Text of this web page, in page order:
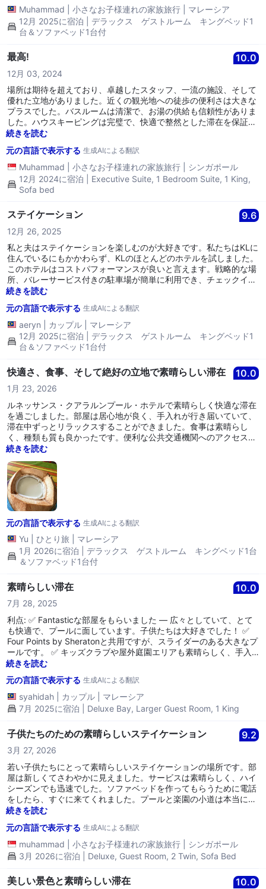
Muhammad 小さなお子様連れの家族旅行
マレーシア
12月 2025に宿泊 | デラックス ゲストルーム キングベッド1
台＆ソファベッド1台付
最高! 10.0
12月 03, 2024
場所は期待を超えており、卓越したスタッフ、一流の施設、そして
優れた立地がありました。近くの観光地への徒歩の便利さは大きな
プラスでした。バスルームは清潔で、お湯の供給も信頼性がありま
した。ハウスキーピングは完璧で、快適で整然とした滞在を保証し
てくれました。提供されたアメニティは私たちの体験に大きな価値
続きを読む
元の言語で表示する 生成AIによる翻訳
Muhammad 小さなお子様連れの家族旅行
シンガポール
12月 2024に宿泊 | Executive Suite, 1 Bedroom Suite, 1 King,
Sofa bed
ステイケーション 9.6
12月 26, 2025
私と夫はステイケーションを楽しむのが大好きです。私たちはKLに
住んでいるにもかかわらず、KLのほとんどのホテルを試しました。
このホテルはコストパフォーマンスが良いと言えます。戦略的な場
所、バレーサービス付きの駐車場が簡単に利用でき、チェックイン
とチェックアウトがスムーズで、温かいホスピタリティ、広々とし
ックビューの部屋をリクエストしましたが、スタッフは交通の騒音
について親切に説明してくれましたが、私たちは実際にそのビュー
が大好きです。とても素晴らしいです！再度宿泊するでしょう
か？？？ 確かに、RKLHチームは素晴らしい仕事をしています！
続きを読む
元の言語で表示する 生成AIによる翻訳
aeryn カップル
マレーシア
12月 2025に宿泊 | デラックス ゲストルーム キングベッド1
台＆ソファベッド1台付
快適さ、食事、そして絶好の立地で素晴らしい滞在 10.0
1月 23, 2026
ルネッサンス・クアラルンプール・ホテルで素晴らしく快適な滞在
を過ごしました。部屋は居心地が良く、手入れが行き届いていて、
滞在中ずっとリラックスすることができました。食事は素晴らし
く、種類も質も良かったです。便利な公共交通機関へのアクセスは
特に良く、クアラルンプールを移動するのが非常に簡単でした。ま
ス旅行者の両方にとって理想的な選択です。全体として、とても快
適な体験で、再度訪れる価値があると思います。
続きを読む
元の言語で表示する 生成AIによる翻訳
Yu ひとり旅
マレーシア
1月 2026に宿泊 | デラックス ゲストルーム キングベッド1台
＆ソファベッド1台付
素晴らしい滞在 10.0
7月 28, 2025
利点: ✅ Fantasticな部屋をもらいました — 広々としていて、とて
も快適で、プールに面しています。子供たちは大好きでした！ ✅
Four Points by Sheratonと共用ですが、スライダーのある大きなプ
ールです。 ✅ キッズクラブや屋外庭園エリアも素晴らしく、手入
れが行き届いていました。 ✅ 朝食はバラエティ豊かで、すべてが
美味しかったです。 欠点: ❌ チェックインが少し遅かったです。午
後3時に到着しましたが、部屋には午後4時ごろにしか入れませんで
した。 総合的に: もし少し予算に余裕があるなら、このホテルは特
に小さな子供がいる家族にとって、楽しくリラックスした家族旅行
に挑戦する価値があります。
続きを読む
元の言語で表示する 生成AIによる翻訳
syahidah カップル
マレーシア
7月 2025に宿泊 | Deluxe Bay, Larger Guest Room, 1 King
子供たちのための素晴らしいステイケーション 9.2
3月 27, 2026
若い子供たちにとって素晴らしいステイケーションの場所です。部
屋は新しくてさわやかに見えました。サービスは素晴らしく、ハイ
シーズンでも迅速でした。ソファベッドを作ってもらうために電話
をしたら、すぐに来てくれました。プールと楽園の小道は本当に楽
しかったです。しかし、座る場所や物を置く場所が見つかりません
しれません。朝食ビュッフェは選択肢が豊富でした。全体的にこの
場所が大好きで、すぐに戻ってくるつもりです。
続きを読む
元の言語で表示する 生成AIによる翻訳
muhammad 小さなお子様連れの家族旅行
シンガポール
3月 2026に宿泊 | Deluxe, Guest Room, 2 Twin, Sofa Bed
美しい景色と素晴らしい滞在 10.0